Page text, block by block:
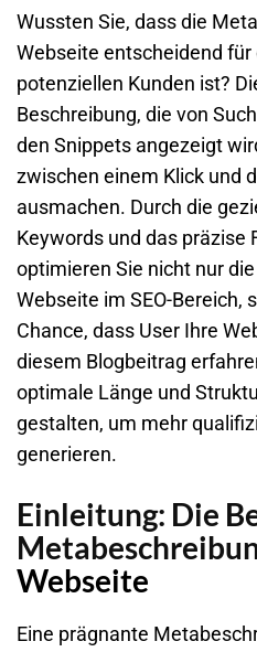
Wussten Sie, dass die
Webseite entscheidend für
potenziellen Kunden ist?
Beschreibung, die von
den Snippets angezeigt
zwischen einem Klick und
ausmachen. Durch die
Keywords und das präzise
optimieren Sie nicht nur
Webseite im SEO-Bereich,
Chance, dass User Ihre
diesem Blogbeitrag
optimale Länge und
gestalten, um mehr
generieren.
Einleitung: Die
Webseite
Eine prägnante